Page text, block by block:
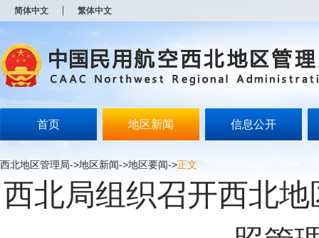
简体中文 繁体中文
首页 地区新闻 信息公开
西北地区管理局->地区新闻->地区要闻->正文
西北局组织召开西北
开
无
障
说
按
Alt
加
浪